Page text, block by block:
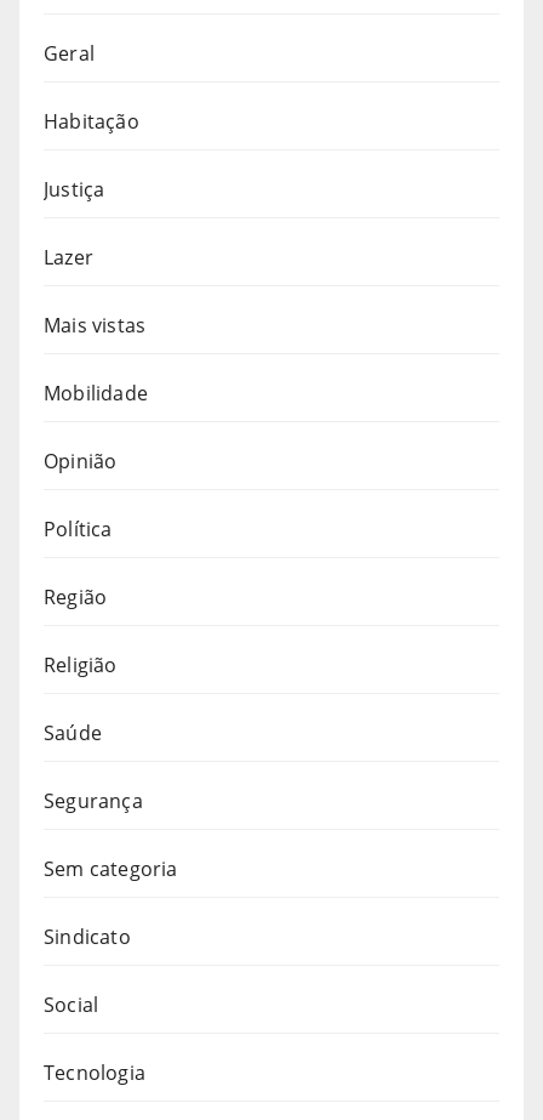
Geral
Habitação
Justiça
Lazer
Mais vistas
Mobilidade
Opinião
Política
Região
Religião
Saúde
Segurança
Sem categoria
Sindicato
Social
Tecnologia